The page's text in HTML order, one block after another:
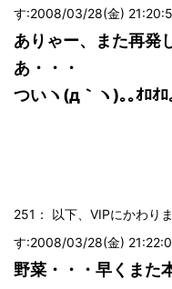
す:2008/03/28(金)
ありゃー、また再発
あ・・・
ついヽ(д｀ヽ)｡｡ｵﾛｵ
251： 以下、VIPにかわり
す:2008/03/28(金)
野菜・・・早くまた